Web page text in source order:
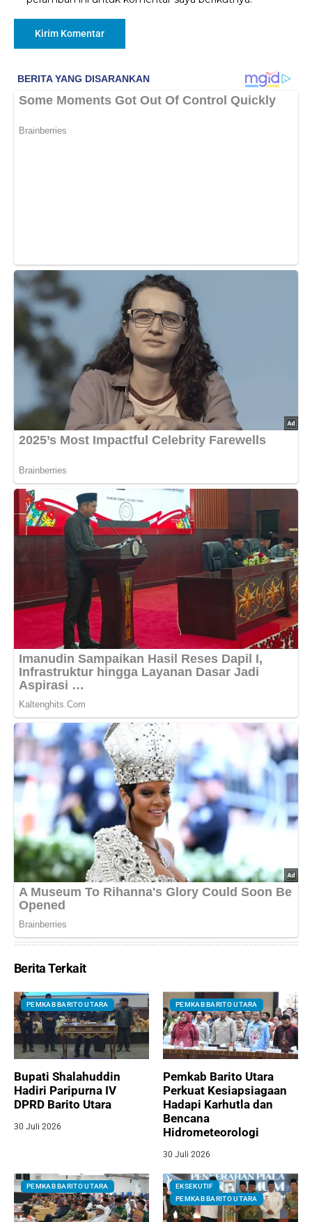
Berita Terkait
PEMKAB BARITO UTARA
Bupati Shalahuddin
Hadiri Paripurna IV
DPRD Barito Utara
30 Juli 2026
PEMKAB BARITO UTARA
Pemkab Barito Utara
Perkuat Kesiapsiagaan
Hadapi Karhutla dan
Bencana
Hidrometeorologi
30 Juli 2026
PEMKAB BARITO UTARA
EKSEKUTIF
PEMKAB BARITO UTARA